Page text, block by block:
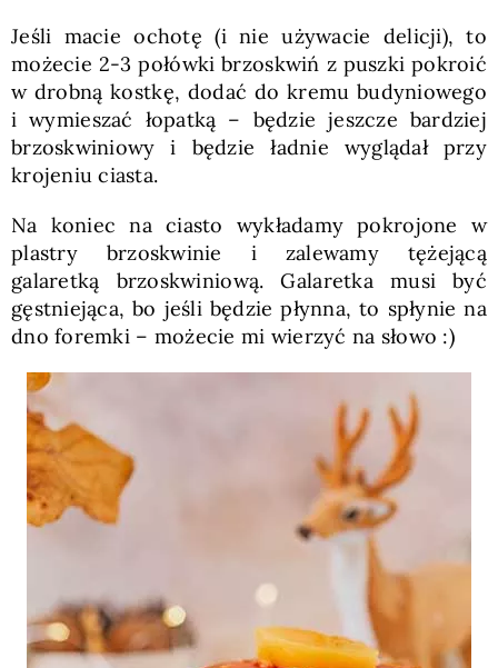
Jeśli macie ochotę (i nie używacie delicji), to
możecie 2-3 połówki brzoskwiń z puszki pokroić
w drobną kostkę, dodać do kremu budyniowego
i wymieszać łopatką – będzie jeszcze bardziej
brzoskwiniowy i będzie ładnie wyglądał przy
krojeniu ciasta.
Na koniec na ciasto wykładamy pokrojone w
plastry brzoskwinie i zalewamy tężejącą
galaretką brzoskwiniową. Galaretka musi być
gęstniejąca, bo jeśli będzie płynna, to spłynie na
dno foremki – możecie mi wierzyć na słowo :)